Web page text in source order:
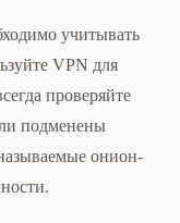
учитывать
VPN для
проверяйте
подменены
онион-